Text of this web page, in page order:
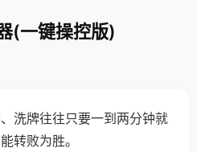
(一键操控版)
洗牌往往只要一到两分钟就
转败为胜。